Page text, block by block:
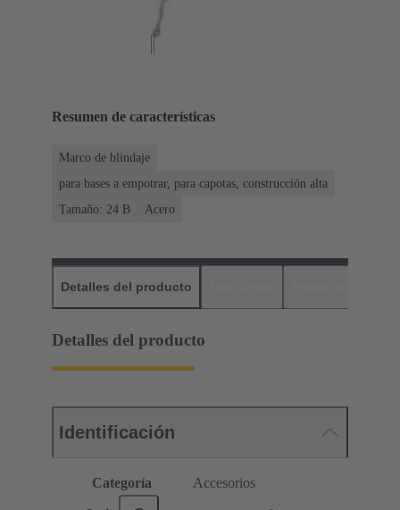
Resumen de características
Marco de blindaje
para bases a empotrar, para capotas, construcción alta
Tamaño: 24 B
Acero
Detalles del producto
Detalles del producto
Identificación
Categoría Accesorios